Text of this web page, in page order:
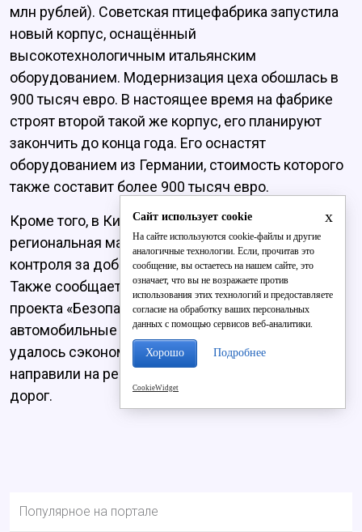
млн рублей). Советская птицефабрика запустила
новый корпус, оснащённый
высокотехнологичным итальянским
оборудованием. Модернизация цеха обошлась в
900 тысяч евро. В настоящее время на фабрике
строят второй такой же корпус, его планируют
закончить до конца года. Его оснастят
оборудованием из Германии, стоимость которого
также составит более 900 тысяч евро.
Кроме того, в Кировской области создана
региональная маркшейдерская служба для
контроля за добычей полезных ископаемых.
Также сообщается и о реализации национального
проекта «Безопасные и качественные
автомобильные дороги». По результатам торгов
удалось сэкономить 34,3 млн рублей. Средства
направили на ремонт ещё четырёх участков
дорог.
Популярное на портале
x
Сайт использует cookie
На сайте используются cookie-файлы и другие
аналогичные технологии. Если, прочитав это
сообщение, вы остаетесь на нашем сайте, это
означает, что вы не возражаете против
использования этих технологий и предоставляете
согласие на обработку ваших персональных
данных с помощью сервисов веб-аналитики.
Хорошо Подробнее
CookieWidget